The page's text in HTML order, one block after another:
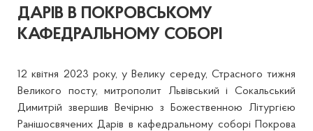
ДАРІВ В ПОКРОВСЬКОМУ
КАФЕДРАЛЬНОМУ СОБОРІ
12 квітня 2023 року, у Велику середу, Страсного тижня
Великого посту, митрополит Львівський і Сокальський
Димитрій звершив Вечірню з Божественною Літургією
Ранішосвячених Дарів в кафедральному соборі Покрова